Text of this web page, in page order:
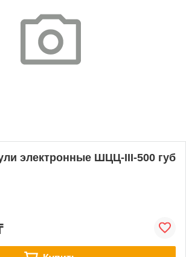
электронные ШЦЦ-III-500 губ